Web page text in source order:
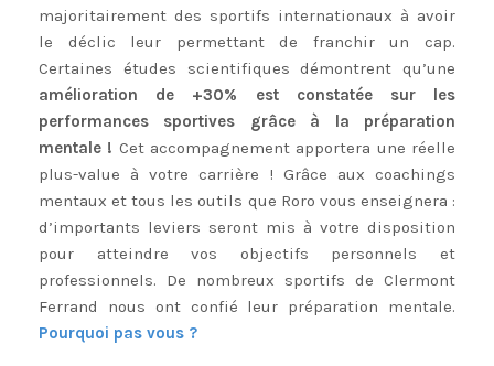
majoritairement des sportifs internationaux à avoir
le déclic leur permettant de franchir un cap.
Certaines études scientifiques démontrent qu’une
amélioration de +30% est constatée sur les
performances sportives grâce à la préparation
mentale ! Cet accompagnement apportera une réelle
plus-value à votre carrière ! Grâce aux coachings
mentaux et tous les outils que Roro vous enseignera :
d’importants leviers seront mis à votre disposition
pour atteindre vos objectifs personnels et
professionnels. De nombreux sportifs de Clermont
Ferrand nous ont confié leur préparation mentale.
Pourquoi pas vous ?